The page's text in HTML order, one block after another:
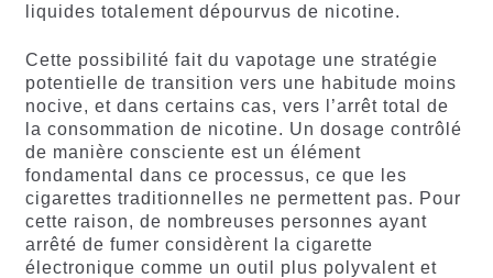
liquides totalement dépourvus de nicotine.
Cette possibilité fait du vapotage une stratégie
potentielle de transition vers une habitude moins
nocive, et dans certains cas, vers l’arrêt total de
la consommation de nicotine. Un dosage contrôlé
de manière consciente est un élément
fondamental dans ce processus, ce que les
cigarettes traditionnelles ne permettent pas. Pour
cette raison, de nombreuses personnes ayant
arrêté de fumer considèrent la cigarette
électronique comme un outil plus polyvalent et